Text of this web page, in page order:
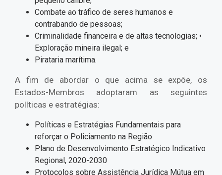
Combate ao tráfico de seres humanos e
contrabando de pessoas;
Criminalidade financeira e de altas tecnologias; •
Exploração mineira ilegal; e
Pirataria marítima.
A fim de abordar o que acima se expõe, os
Estados-Membros adoptaram as seguintes
políticas e estratégias:
Políticas e Estratégias Fundamentais para
reforçar o Policiamento na Região
Plano de Desenvolvimento Estratégico Indicativo
Regional, 2020-2030
Protocolos sobre Assistência Jurídica Mútua em